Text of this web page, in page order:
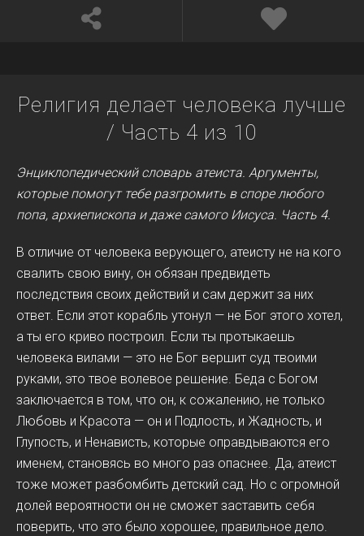
Религия делает человека лучше
/ Часть 4 из 10
Энциклопедический словарь атеиста. Аргументы,
которые помогут тебе разгромить в споре любого
попа, архиепископа и даже самого Иисуса. Часть 4.
В отличие от человека верующего, атеисту не на кого
свалить свою вину, он обязан предвидеть
последствия своих действий и сам держит за них
ответ. Если этот корабль утонул — не Бог этого хотел,
а ты его криво построил. Если ты протыкаешь
человека вилами — это не Бог вершит суд твоими
руками, это твое волевое решение. Беда с Богом
заключается в том, что он, к сожалению, не только
Любовь и Красота — он и Подлость, и Жадность, и
Глупость, и Ненависть, которые оправдываются его
именем, становясь во много раз опаснее. Да, атеист
тоже может разбомбить детский сад. Но с огромной
долей вероятности он не сможет заставить себя
поверить, что это было хорошее, правильное дело.